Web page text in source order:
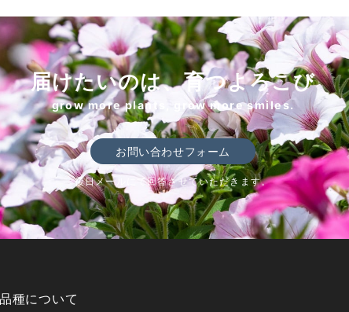
届けたいのは、育つよろこび
grow more plants, grow more smiles.
お問い合わせフォーム
後日メールにて回答させていただきます。
種について